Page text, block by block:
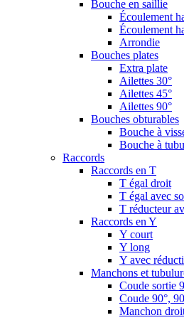
Bouche en saillie
Écoulement
Écoulement
Arrondie
Bouches plates
Extra plate
Ailettes 30°
Ailettes 45°
Ailettes 90°
Bouches obturables
Bouche à
Bouche à
Raccords
Raccords en T
T égal droit
T égal avec
T réducteur
Raccords en Y
Y court
Y long
Y avec
Manchons et
Coude sortie
Coude 90°,
Manchon